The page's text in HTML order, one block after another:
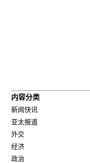
内容分类
新闻快讯
亚太报道
外交
经济
政治